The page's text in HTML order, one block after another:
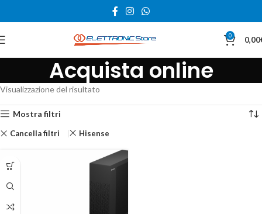
0 0,00
Acquista online
Visualizzazione del risultato
Mostra filtri
Cancella filtri Hisense